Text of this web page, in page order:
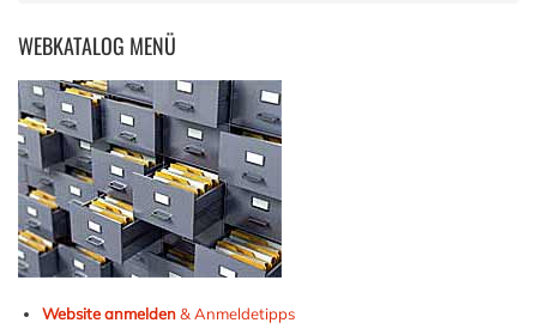
WEBKATALOG MENÜ
Website anmelden& Anmeldetipps